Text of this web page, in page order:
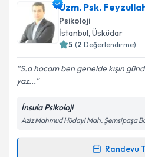
Uzm. Psk. Gizem Topkara
talebi oluşturun. Size bu
için bir takvim
bilgilendireceğiz.
E-posta Adresiniz
Kişisel verilerimin
Metni'ni okudum ve
kapsamda işlenmesini
Uzm. Psk.
Psikoloji
İstanbul, Üsküdar
5 (2 Değerlendirme)
S.a hocam ben genelde kışın
yaz...
İnsula Psikoloji
Aziz Mahmud Hüdayi Mah. Şemsipaşa
Randevu